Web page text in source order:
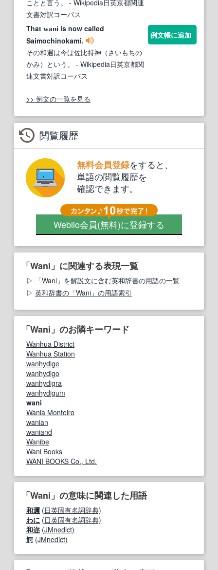
ことと言う。
- Wikipedia日英京都関連
文書対訳コーパス
That wani is now called
Saimochinokami.
その和邇は今は佐比持神（さいもちの
かみ）という。
- Wikipedia日英京都関
連文書対訳コーパス
例文帳に追加
>> 例文の一覧を見る
閲覧履歴
無料会員登録をすると、
単語の閲覧履歴を
確認できます。
Weblio会員(無料)に登録する
「Wani」に関連する表現一覧
「Wani」を解説文に含む英和辞書の用語の一覧
英和辞書の「Wani」の用語索引
「Wani」のお隣キーワード
Wanhua District
Wanhua Station
wanhydige
wanhydigo
wanhydigra
wanhydigum
wani
Wania Monteiro
wanian
waniand
Wanibe
Wani Books
WANI BOOKS Co., Ltd.
「Wani」の意味に関連した用語
和邇 (日英固有名詞辞典)
わに (日英固有名詞辞典)
和迩 (JMnedict)
鰐 (JMnedict)